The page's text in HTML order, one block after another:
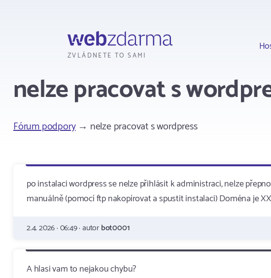
ZVLÁDNETE TO SAMI
nelze pracovat s
Fórum podpory→ nelze pracovat s wordpress
po instalaci wordpress se nelze přihlásit k administraci, nelze
manuálně (pomocí ftp nakopírovat a spustit instalaci) Doména je
2.4. 2026 · 06:49 · autorbot0001
A hlasi vam to nejakou chybu?